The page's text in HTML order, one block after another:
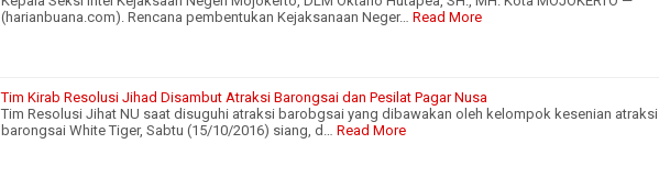
(harianbuana.com). Rencana pembentukan Kejaksanaan Neger… Read More
Tim Kirab Resolusi Jihad Disambut Atraksi Barongsai dan Pesilat Pagar Nusa
Tim Resolusi Jihat NU saat disuguhi atraksi barobgsai yang dibawakan oleh kelompok kesenian atraksi
barongsai White Tiger, Sabtu (15/10/2016) siang, d… Read More